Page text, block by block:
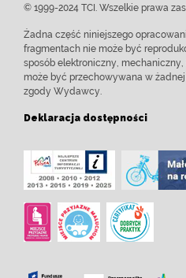
© 1999-2024 TCI. Wszelkie prawa
Żadna część niniejszego
fragmentach nie może być
sposób elektroniczny,
może być przechowywana w
zgody Wydawcy.
Deklaracja dostępności